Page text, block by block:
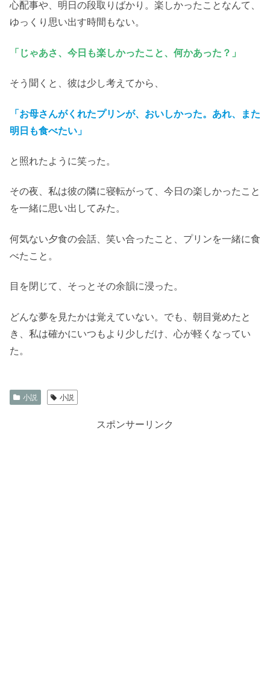
心配事や、明日の段取りばかり。楽しかったことなんて、
ゆっくり思い出す時間もない。
「じゃあさ、今日も楽しかったこと、何かあった？」
そう聞くと、彼は少し考えてから、
「お母さんがくれたプリンが、おいしかった。あれ、また
明日も食べたい」
と照れたように笑った。
その夜、私は彼の隣に寝転がって、今日の楽しかったこと
を一緒に思い出してみた。
何気ない夕食の会話、笑い合ったこと、プリンを一緒に食
べたこと。
目を閉じて、そっとその余韻に浸った。
どんな夢を見たかは覚えていない。でも、朝目覚めたと
き、私は確かにいつもより少しだけ、心が軽くなってい
た。
小説 小説
スポンサーリンク